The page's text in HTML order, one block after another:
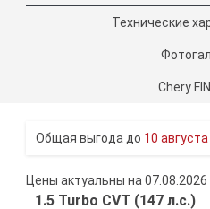
Технические
Chery
10 августа
Цены актуальны на 07.08.2026
1.5 Turbo CVT (147 л.с.)